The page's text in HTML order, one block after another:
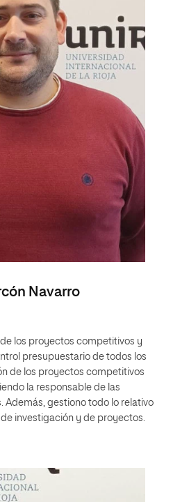
Navarro
los proyectos competitivos y
presupuestario de todos los
de los proyectos competitivos
la responsable de las
Además, gestiono todo lo relativo
investigación y de proyectos.